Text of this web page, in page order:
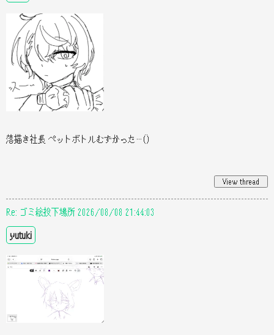
落描き社長 ペットボトルむずかった…()
Re: ゴミ絵投下場所 2026/08/08 21:44:03
yutuki